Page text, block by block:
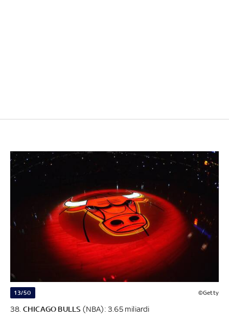
13/50 ©Getty
38. CHICAGO BULLS (NBA): 3.65 miliardi